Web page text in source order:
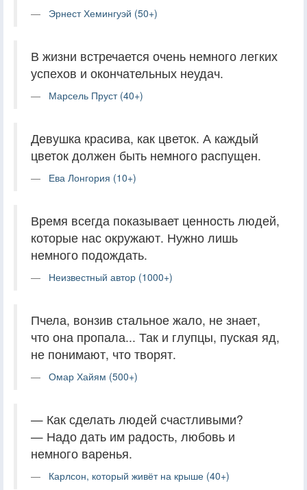
Эрнест Хемингуэй (50+)
В жизни встречается очень немного легких
успехов и окончательных неудач.
Марсель Пруст (40+)
Девушка красива, как цветок. А каждый
цветок должен быть немного распущен.
Ева Лонгория (10+)
Время всегда показывает ценность людей,
которые нас окружают. Нужно лишь
немного подождать.
Неизвестный автор (1000+)
Пчела, вонзив стальное жало, не знает,
что она пропала... Так и глупцы, пуская яд,
не понимают, что творят.
Омар Хайям (500+)
— Как сделать людей счастливыми?
— Надо дать им радость, любовь и
немного варенья.
Карлсон, который живёт на крыше (40+)